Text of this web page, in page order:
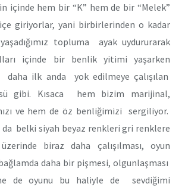
içinde hem bir “K” hem de bir “Melek”
giriyorlar, yani birbirlerinden o kadar
topluma ayak uydururarak
içinde bir benlik yitimi yaşarken
daha ilk anda yok edilmeye çalışılan
gibi. Kısaca hem bizim marijinal,
ve hem de öz benliğimizi sergiliyor.
da belki siyah beyaz renkleri gri renklere
biraz daha çalışılması, oyun
daha bir pişmesi, olgunlaşması
de oyunu bu haliyle de sevdiğimi